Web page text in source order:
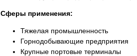
Сферы применения:
Тяжелая промышленность
Горнодобывающие предприятия
Крупные портовые терминалы